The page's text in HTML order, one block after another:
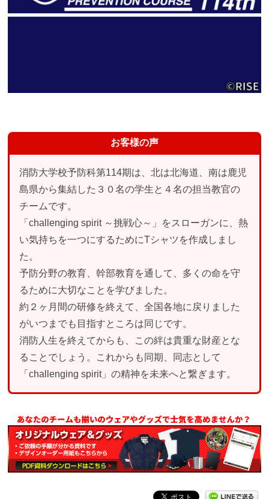
お客様の声
消防大学校予防科第114期は、北は北海道、南は鹿児
島県から集結した３０名の学生と４名の担当教官の
チームです。
「challenging spirit ～挑戦心～」をスローガンに、熱
い気持ちを一つにするためにTシャツを作成しまし
た。
予防分野の教育、幹部教育を通して、多くの命を守
るために大切なことを学びました。
約２ヶ月間の研修を終えて、全国各地に戻りました
がいつまでも目指すところは同じです。
消防人生を終えてからも、この絆は貴重な財産とな
ることでしょう。これからも同期、同志として
「challenging spirit」の精神を未来へと繋ぎます。